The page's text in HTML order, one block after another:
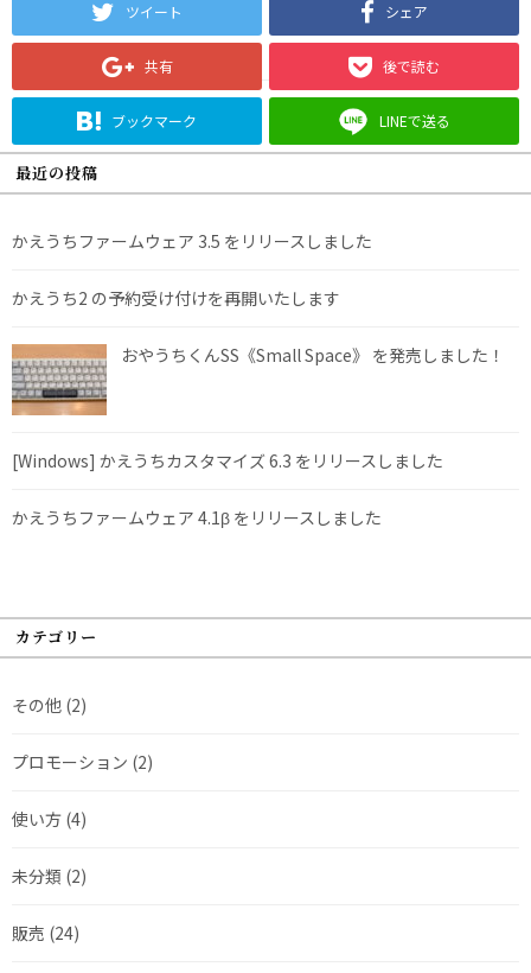
ツイート シェア
共有 後で読む
ブックマーク LINEで送る
最近の投稿
かえうちファームウェア 3.5 をリリースしました
かえうち2 の予約受け付けを再開いたします
おやうちくんSS《Small Space》 を発売しました！
[Windows] かえうちカスタマイズ 6.3 をリリースしました
かえうちファームウェア 4.1β をリリースしました
カテゴリー
その他 (2)
プロモーション (2)
使い方 (4)
未分類 (2)
販売 (24)